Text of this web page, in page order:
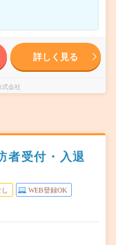
詳しく見る
会社
者受付・入退
WEB登録OK